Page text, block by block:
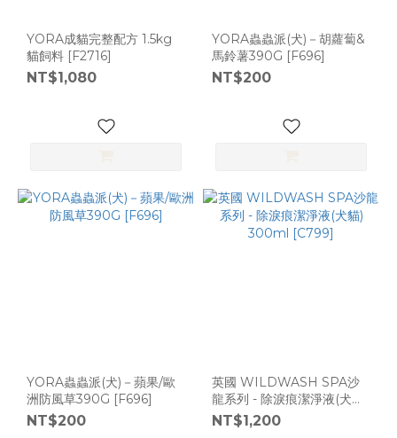
YORA成貓完整配方 1.5kg
貓飼料 [F2716]
NT$1,080
YORA蟲蟲派(犬)－胡蘿蔔&
馬鈴薯390G [F696]
NT$200
YORA蟲蟲派(犬)－蘋果/歐
洲防風草390G [F696]
NT$200
英國 WILDWASH SPA沙
龍系列 - 除淚痕潔淨液(犬貓)
300ml [C799]
NT$1,200